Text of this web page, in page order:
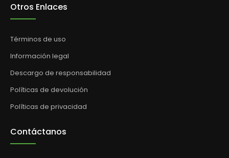
Otros Enlaces
Términos de uso
Información legal
Descargo de responsabilidad
Políticas de devolución
Políticas de privacidad
Contáctanos